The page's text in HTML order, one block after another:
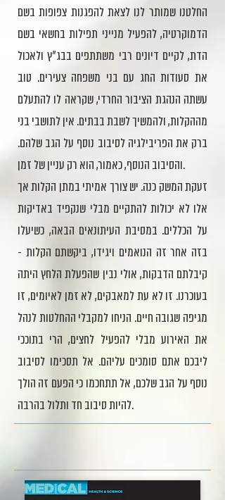
החלטנו שמותר לנו לצאת להפגנות צפופות בשם
הדמוקרטיה, להפעיל מנייני תפילות בחשאי בשם
הדת, לקיים דיונים רבי משתתפים בבג"ץ ולאכול
את סעודות החג עם בני משפחה צעירים. טוב
עשתה הנהגת הציבור החרדי, שקראה לו להתעלם
מההקלות, ולהמשיך לשבת בבתים. אין לתושבי בני
ברק את הפריבילגיה לסיבוב נוסף על הגב שלהם.
והסיבוב הנוסף, כאמור, הוא רק עניין של זמן.
זעקת המשק כנה. יש צורך אמיתי במתן הקלות אך
אלו לא יכולות להתקיים מבלי שנקפיד באדיקות
על הכללים. במסיבת העיתונאים הבאה, כשיעלו
בזה אחר זה הנואמים ויגידו, ביקשתם הקלות -
קיבלתם הדבקות, אולי נבין שהפעלת הלחץ היתה
בעוכרנו. זו לא עת למאבקים, לא זמן לאיומים, זו
מגיפה שגובה חיים. הניחו למקבלי ההחלטות לנהל
את האירוע מבלי להפעיל לחצים, הרי בתוככי
ליבכם אתם סומכים עליהם. אל תסכימו לסיבוב
נוסף על הגב שלכם, אל תתחכמו כי הפעם זה הולך
להיות סיבוב חד ותלול בהרבה.